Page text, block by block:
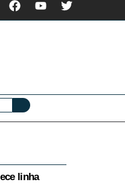
linha